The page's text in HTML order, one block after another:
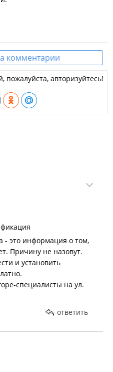
комментарии
пожалуйста, авторизуйтесь!
- это информация о том,
Причину не назовут.
и установить
специалисты на ул.
ответить